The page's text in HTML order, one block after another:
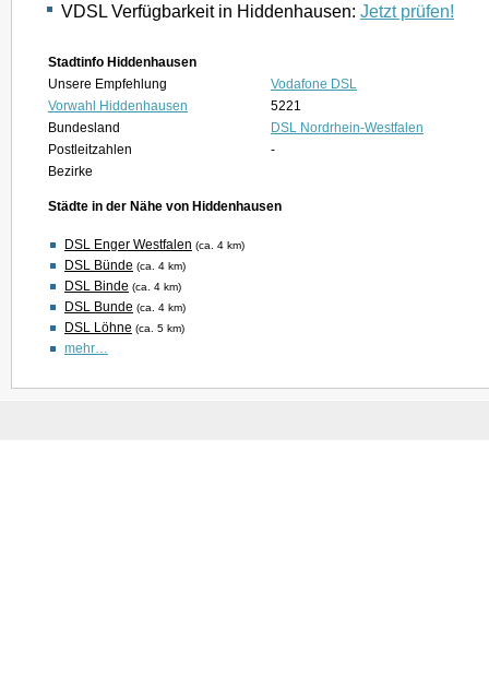
VDSL Verfügbarkeit in Hiddenhausen: Jetzt prüfen!
Stadtinfo Hiddenhausen
Unsere Empfehlung
Vodafone DSL
Vorwahl Hiddenhausen
5221
Bundesland
DSL Nordrhein-Westfalen
Postleitzahlen
-
Bezirke
Städte in der Nähe von Hiddenhausen
DSL Enger Westfalen (ca. 4 km)
DSL Bünde (ca. 4 km)
DSL Binde (ca. 4 km)
DSL Bunde (ca. 4 km)
DSL Löhne (ca. 5 km)
mehr…